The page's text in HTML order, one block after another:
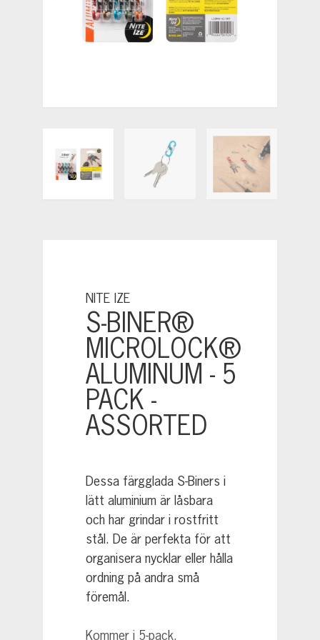
NITE IZE
S-BINER®
MICROLOCK®
ALUMINUM - 5
PACK -
ASSORTED
Dessa färgglada S-Biners i
lätt aluminium är låsbara
och har grindar i rostfritt
stål. De är perfekta för att
organisera nycklar eller hålla
ordning på andra små
föremål.
Kommer i 5-pack.